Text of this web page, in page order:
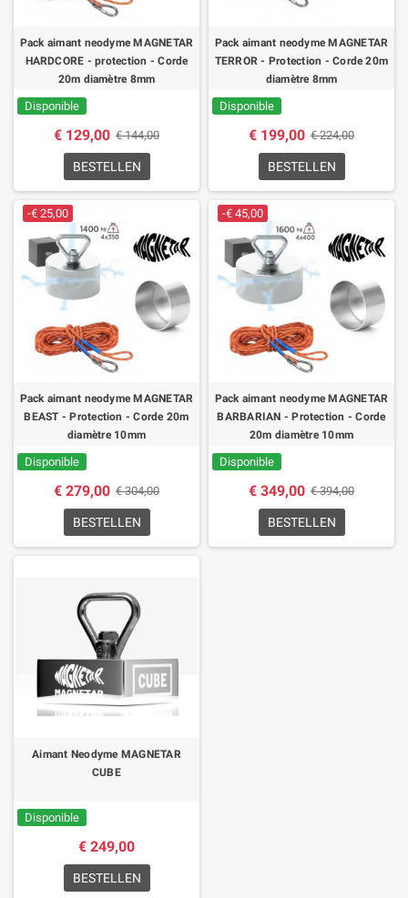
Pack aimant neodyme MAGNETAR
HARDCORE - protection - Corde
20m diamètre 8mm
Disponible
€ 129,00 € 144,00
BESTELLEN
Pack aimant neodyme MAGNETAR
TERROR - Protection - Corde 20m
diamètre 8mm
Disponible
€ 199,00 € 224,00
BESTELLEN
-€ 25,00
Pack aimant neodyme MAGNETAR
BEAST - Protection - Corde 20m
diamètre 10mm
Disponible
€ 279,00 € 304,00
BESTELLEN
-€ 45,00
Pack aimant neodyme MAGNETAR
BARBARIAN - Protection - Corde
20m diamètre 10mm
Disponible
€ 349,00 € 394,00
BESTELLEN
Aimant Neodyme MAGNETAR
CUBE
Disponible
€ 249,00
BESTELLEN